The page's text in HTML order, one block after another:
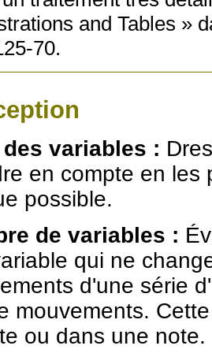
and Tables »
70.
variables :
en compte en les
possible.
de variables :
qui ne
d'une série
mouvements.
ou dans une note.